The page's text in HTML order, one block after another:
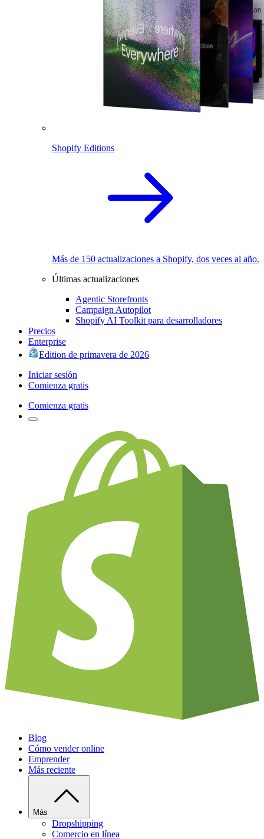
Shopify Editions
Más de 150 actualizaciones a Shopify, dos veces al año.
Últimas actualizaciones
Agentic Storefronts
Campaign Autopilot
Shopify AI Toolkit para desarrolladores
Precios
Enterprise
Edition de primavera de 2026
Iniciar sesión
Comienza gratis
Comienza gratis
Blog
Cómo vender online
Emprender
Más reciente
Más
Dropshipping
Comercio en línea